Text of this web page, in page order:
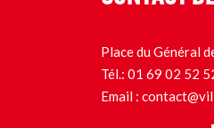
Place du Général
Tél.: 01 69 02 52
Email :